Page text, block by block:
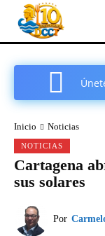
Inicio Noticias
NOTICIAS
Cartagena
sus solares
Por